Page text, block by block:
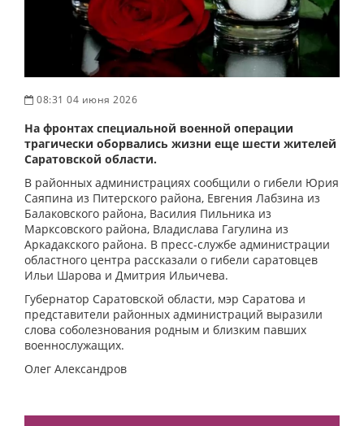
08:31 04 июня 2026
На фронтах специальной военной операции
трагически оборвались жизни еще шести жителей
Саратовской области.
В районных администрациях сообщили о гибели Юрия
Саяпина из Питерского района, Евгения Лабзина из
Балаковского района, Василия Пильника из
Марксовского района, Владислава Гагулина из
Аркадакского района. В пресс-службе администрации
областного центра рассказали о гибели саратовцев
Ильи Шарова и Дмитрия Ильичева.
Губернатор Саратовской области, мэр Саратова и
представители районных администраций выразили
слова соболезнования родным и близким павших
военнослужащих.
Олег Александров